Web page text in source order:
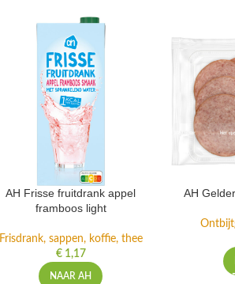
AH Frisse fruitdrank appel
framboos light
Frisdrank, sappen, koffie, thee
€1,17
NAAR AH
AH